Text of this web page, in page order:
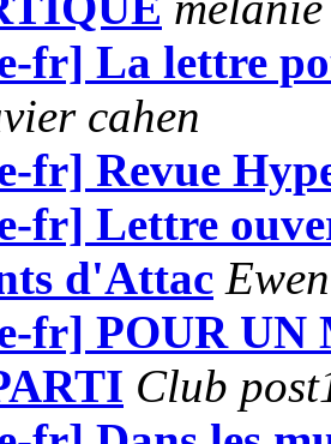
fr] La lettre
cahen
fr] Revue
fr] Lettre
d'Attac
fr] POUR
Club